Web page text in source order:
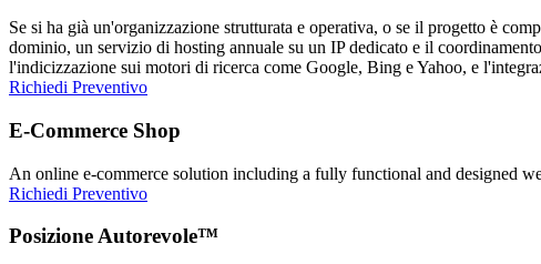
Se si ha già un'organizzazione strutturata e operativa, o se il progetto è
dominio, un servizio di hosting annuale su un IP dedicato e il
l'indicizzazione sui motori di ricerca come Google, Bing e Yahoo, e
Richiedi Preventivo
E-Commerce Shop
An online e-commerce solution including a fully functional and designed
Richiedi Preventivo
Posizione Autorevole™